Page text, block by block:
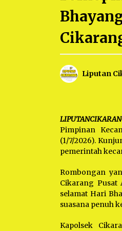
Liputan
Pimpinan
(1/7/2026).
pemerintah
Rombongan
Cikarang Pusat
selamat Hari
suasana penuh
Kapolsek